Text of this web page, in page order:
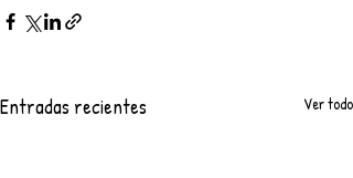
Entradas recientes Ver todo